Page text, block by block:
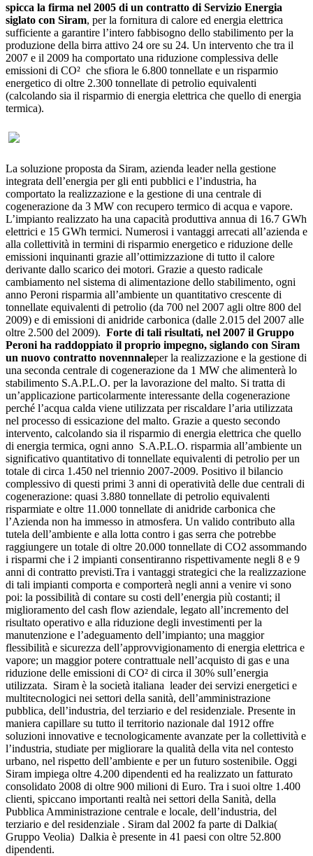
spicca la firma nel 2005 di un contratto di Servizio Energia
siglato con Siram, per la fornitura di calore ed energia elettrica
sufficiente a garantire l’intero fabbisogno dello stabilimento per la
produzione della birra attivo 24 ore su 24. Un intervento che tra il
2007 e il 2009 ha comportato una riduzione complessiva delle
emissioni di CO² che sfiora le 6.800 tonnellate e un risparmio
energetico di oltre 2.300 tonnellate di petrolio equivalenti
(calcolando sia il risparmio di energia elettrica che quello di energia
termica).
La soluzione proposta da Siram, azienda leader nella gestione
integrata dell’energia per gli enti pubblici e l’industria, ha
comportato la realizzazione e la gestione di una centrale di
cogenerazione da 3 MW con recupero termico di acqua e vapore.
L’impianto realizzato ha una capacità produttiva annua di 16.7 GWh
elettrici e 15 GWh termici. Numerosi i vantaggi arrecati all’azienda e
alla collettività in termini di risparmio energetico e riduzione delle
emissioni inquinanti grazie all’ottimizzazione di tutto il calore
derivante dallo scarico dei motori. Grazie a questo radicale
cambiamento nel sistema di alimentazione dello stabilimento, ogni
anno Peroni risparmia all’ambiente un quantitativo crescente di
tonnellate equivalenti di petrolio (da 700 nel 2007 agli oltre 800 del
2009) e di emissioni di anidride carbonica (dalle 2.015 del 2007 alle
oltre 2.500 del 2009). Forte di tali risultati, nel 2007 il Gruppo
Peroni ha raddoppiato il proprio impegno, siglando con Siram
un nuovo contratto novennnaleper la realizzazione e la gestione di
una seconda centrale di cogenerazione da 1 MW che alimenterà lo
stabilimento S.A.P.L.O. per la lavorazione del malto. Si tratta di
un’applicazione particolarmente interessante della cogenerazione
perché l’acqua calda viene utilizzata per riscaldare l’aria utilizzata
nel processo di essicazione del malto. Grazie a questo secondo
intervento, calcolando sia il risparmio di energia elettrica che quello
di energia termica, ogni anno S.A.P.L.O. risparmia all’ambiente un
significativo quantitativo di tonnellate equivalenti di petrolio per un
totale di circa 1.450 nel triennio 2007-2009. Positivo il bilancio
complessivo di questi primi 3 anni di operatività delle due centrali di
cogenerazione: quasi 3.880 tonnellate di petrolio equivalenti
risparmiate e oltre 11.000 tonnellate di anidride carbonica che
l’Azienda non ha immesso in atmosfera. Un valido contributo alla
tutela dell’ambiente e alla lotta contro i gas serra che potrebbe
raggiungere un totale di oltre 20.000 tonnellate di CO2 assommando
i risparmi che i 2 impianti consentiranno rispettivamente negli 8 e 9
anni di contratto previsti.Tra i vantaggi strategici che la realizzazione
di tali impianti comporta e comporterà negli anni a venire vi sono
poi: la possibilità di contare su costi dell’energia più costanti; il
miglioramento del cash flow aziendale, legato all’incremento del
risultato operativo e alla riduzione degli investimenti per la
manutenzione e l’adeguamento dell’impianto; una maggior
flessibilità e sicurezza dell’approvvigionamento di energia elettrica e
vapore; un maggior potere contrattuale nell’acquisto di gas e una
riduzione delle emissioni di CO² di circa il 30% sull’energia
utilizzata. Siram è la società italiana leader dei servizi energetici e
multitecnologici nei settori della sanità, dell’amministrazione
pubblica, dell’industria, del terziario e del residenziale. Presente in
maniera capillare su tutto il territorio nazionale dal 1912 offre
soluzioni innovative e tecnologicamente avanzate per la collettività e
l’industria, studiate per migliorare la qualità della vita nel contesto
urbano, nel rispetto dell’ambiente e per un futuro sostenibile. Oggi
Siram impiega oltre 4.200 dipendenti ed ha realizzato un fatturato
consolidato 2008 di oltre 900 milioni di Euro. Tra i suoi oltre 1.400
clienti, spiccano importanti realtà nei settori della Sanità, della
Pubblica Amministrazione centrale e locale, dell’industria, del
terziario e del residenziale . Siram dal 2002 fa parte di Dalkia(
Gruppo Veolia) Dalkia è presente in 41 paesi con oltre 52.800
dipendenti.